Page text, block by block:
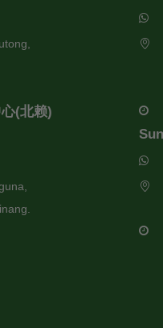
(北赖)